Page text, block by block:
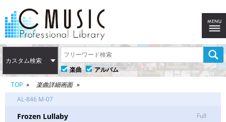
カスタム検索
楽曲
アルバム
TOP
楽曲詳細画面
AL-846 M-07
Frozen Lullaby Full